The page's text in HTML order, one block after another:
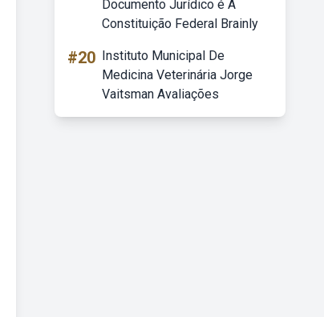
Documento Jurídico é A
Constituição Federal Brainly
#20 Instituto Municipal De
Medicina Veterinária Jorge
Vaitsman Avaliações